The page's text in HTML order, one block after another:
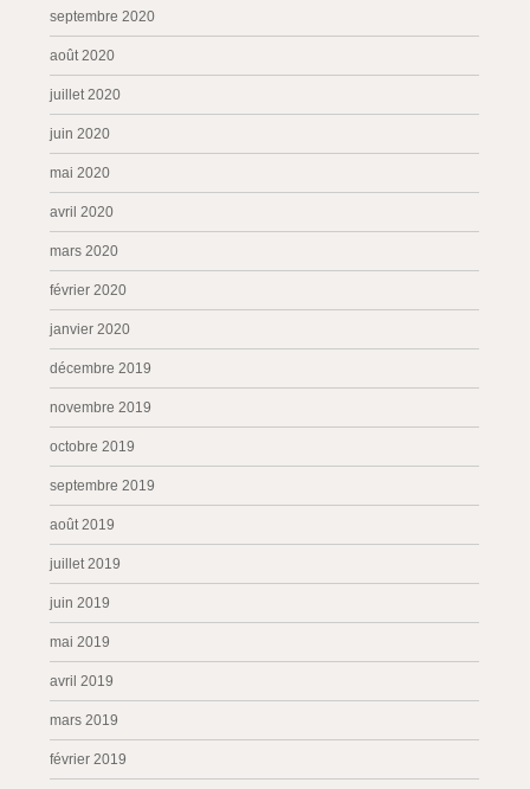
septembre 2020
août 2020
juillet 2020
juin 2020
mai 2020
avril 2020
mars 2020
février 2020
janvier 2020
décembre 2019
novembre 2019
octobre 2019
septembre 2019
août 2019
juillet 2019
juin 2019
mai 2019
avril 2019
mars 2019
février 2019